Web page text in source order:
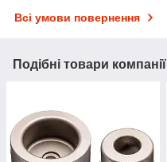
Всі умови повернення
Подібні товари компанії